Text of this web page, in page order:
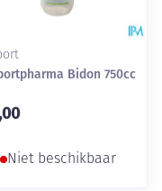
Bidon 750cc
Niet beschikbaar